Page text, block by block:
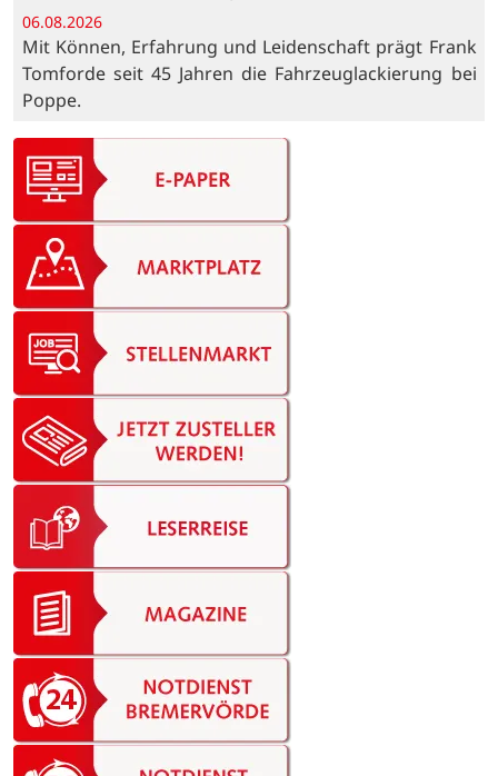
06.08.2026
Mit Können, Erfahrung und Leidenschaft prägt Frank
Tomforde seit 45 Jahren die Fahrzeuglackierung bei
Poppe.